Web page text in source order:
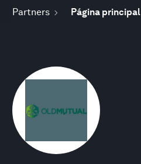
Partners Página principal